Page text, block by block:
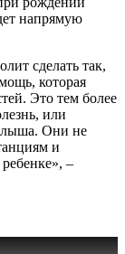
напрямую
сделать так,
которая
Это тем более
или
Они не
и
–